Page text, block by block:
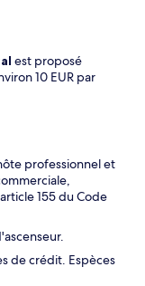
est proposé
10 EUR par
professionnel et
155 du Code
de crédit. Espèces